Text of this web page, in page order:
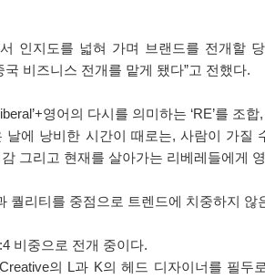
인지도를 넓혀 가며 브랜드를 전개할
비즈니스 전개를 맡게 됐다”고 전했다.
영어의 다시를 의미하는 ‘RE’를
날에 낭비한 시간이 때로는, 사람이 가
그리고 현재를 살아가는 리베레들에게
퀄리티를 중점으로 트렌드에 치중하지
비중으로 전개 중이다.
의 L과 K의 헤드 디자이너를 필